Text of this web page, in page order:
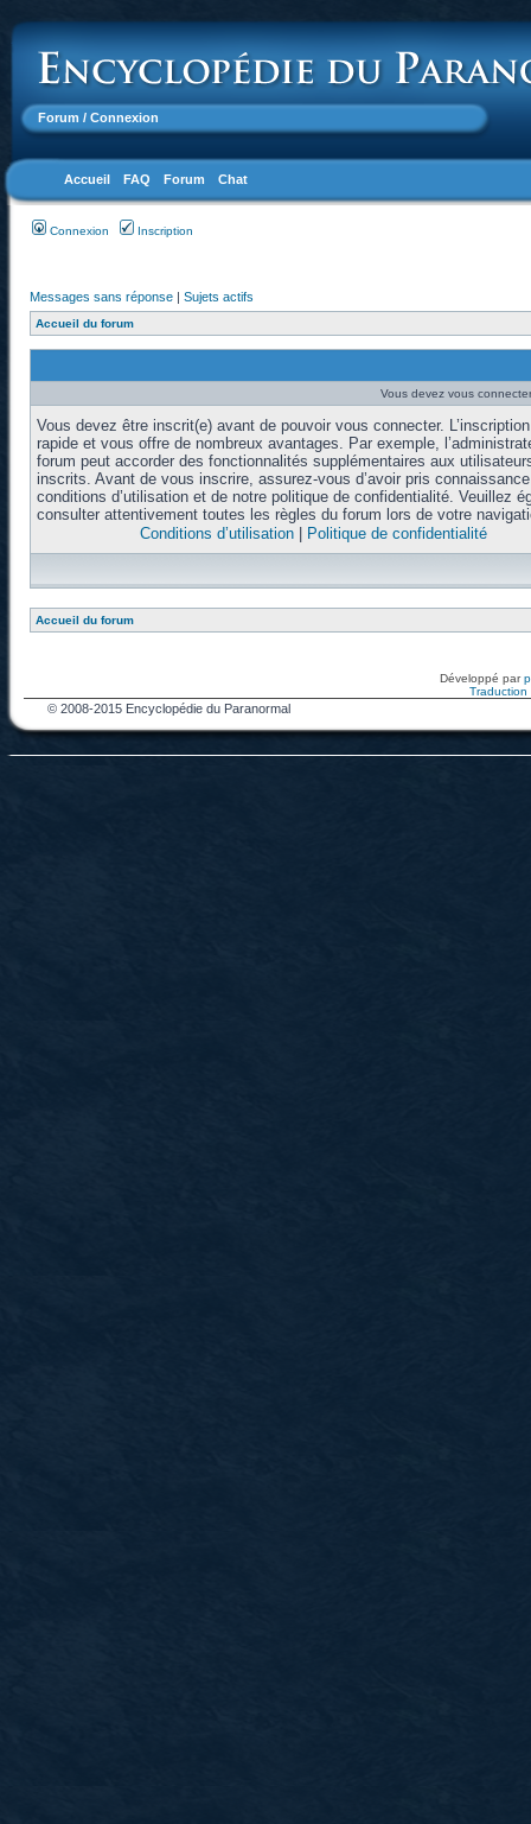
Forum / Connexion
Accueil FAQ Forum Chat
Connexion Inscription
Messages sans réponse | Sujets actifs
Accueil du forum
Vous devez vous
Vous devez être inscrit(e) avant de pouvoir vous connecter.
rapide et vous offre de nombreux avantages. Par exemple,
forum peut accorder des fonctionnalités supplémentaires aux
inscrits. Avant de vous inscrire, assurez-vous d’avoir pris
conditions d’utilisation et de notre politique de confidentialité. Veuillez
consulter attentivement toutes les règles du forum lors de votre
Conditions d’utilisation| Politique de confidentialité
Accueil du forum
Développé par
Traduction
© 2008-2015 Encyclopédie du Paranormal